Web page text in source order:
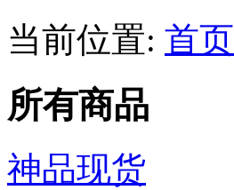
当前位置: 首页
所有商品
神品现货